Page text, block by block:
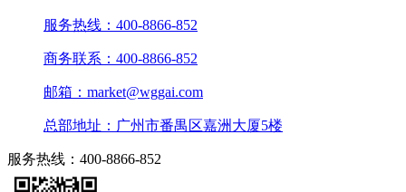
服务热线：400-8866-852
商务联系：400-8866-852
邮箱：market@wggai.com
总部地址：广州市番禺区嘉洲大厦5楼
服务热线：400-8866-852